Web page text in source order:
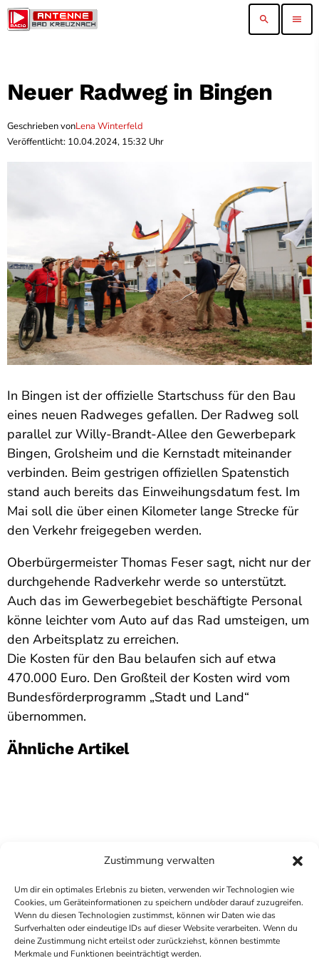
Zustimmung verwalten
Um dir ein optimales Erlebnis zu bieten, verwenden wir Technologien wie
Cookies, um Geräteinformationen zu speichern und/oder darauf zuzugreifen.
Wenn du diesen Technologien zustimmst, können wir Daten wie das
Surfverhalten oder eindeutige IDs auf dieser Website verarbeiten. Wenn du
deine Zustimmung nicht erteilst oder zurückziehst, können bestimmte
Merkmale und Funktionen beeinträchtigt werden.
search menu
Neuer Radweg in Bingen
Geschrieben vonLena Winterfeld
Veröffentlicht: 10.04.2024, 15:32 Uhr
In Bingen ist der offizielle Startschuss für den Bau
eines neuen Radweges gefallen. Der Radweg soll
parallel zur Willy-Brandt-Allee den Gewerbepark
Bingen, Grolsheim und die Kernstadt miteinander
verbinden. Beim gestrigen offiziellen Spatenstich
stand auch bereits das Einweihungsdatum fest. Im
Mai soll die über einen Kilometer lange Strecke für
den Verkehr freigegeben werden.
Oberbürgermeister Thomas Feser sagt, nicht nur der
durchgehende Radverkehr werde so unterstützt.
Auch das im Gewerbegebiet beschäftigte Personal
könne leichter vom Auto auf das Rad umsteigen, um
den Arbeitsplatz zu erreichen.
Die Kosten für den Bau belaufen sich auf etwa
470.000 Euro. Den Großteil der Kosten wird vom
Bundesförderprogramm „Stadt und Land“
übernommen.
Ähnliche Artikel
COPYRIGHTANTENNE BAD KREUZNACH